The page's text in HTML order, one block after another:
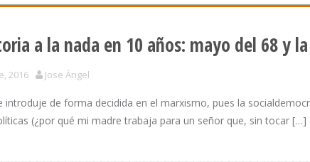
a la nada en 10 años: mayo del 68 y
2016 Jose Ángel
introduje de forma decidida en el marxismo, pues la
(¿por qué mi madre trabaja para un señor que, sin tocar […]